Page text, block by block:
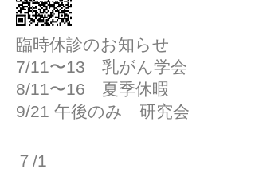
臨時休診のお知らせ
7/11〜13 乳がん学会
8/11〜16 夏季休暇
9/21 午後のみ 研究会
７/1